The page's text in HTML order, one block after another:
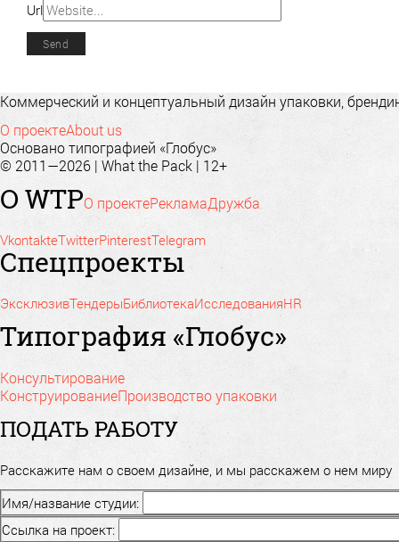
Url
Коммерческий и концептуальный дизайн упаковки,
О проектеAbout us
Основано типографией «Глобус»
© 2011—2026 | What the Pack | 12+
О WTPО проектеРекламаДружба
VkontakteTwitterPinterestTelegram
Спецпроекты
ЭксклюзивТендерыБиблиотекаИсследованияHR
Типография «Глобус»
Консультирование
КонструированиеПроизводство упаковки
ПОДАТЬ РАБОТУ
Расскажите нам о своем дизайне, и мы расскажем о нем миру
Имя/название студии:
Ссылка на проект: